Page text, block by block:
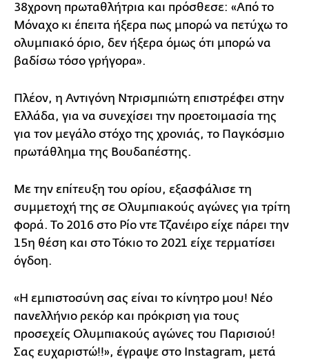
38χρονη πρωταθλήτρια και πρόσθεσε: «Από το
Μόναχο κι έπειτα ήξερα πως μπορώ να πετύχω το
ολυμπιακό όριο, δεν ήξερα όμως ότι μπορώ να
βαδίσω τόσο γρήγορα».
Πλέον, η Αντιγόνη Ντρισμπιώτη επιστρέφει στην
Ελλάδα, για να συνεχίσει την προετοιμασία της
για τον μεγάλο στόχο της χρονιάς, το Παγκόσμιο
πρωτάθλημα της Βουδαπέστης.
Με την επίτευξη του ορίου, εξασφάλισε τη
συμμετοχή της σε Ολυμπιακούς αγώνες για τρίτη
φορά. Το 2016 στο Ρίο ντε Τζανέιρο είχε πάρει την
15η θέση και στο Τόκιο το 2021 είχε τερματίσει
όγδοη.
«Η εμπιστοσύνη σας είναι το κίνητρο μου! Νέο
πανελλήνιο ρεκόρ και πρόκριση για τους
προσεχείς Ολυμπιακούς αγώνες του Παρισιού!
Σας ευχαριστώ!!», έγραψε στο Instagram, μετά